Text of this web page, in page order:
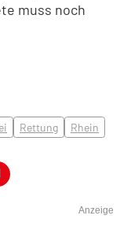
muss noch
Rettung Rhein
Anzeige